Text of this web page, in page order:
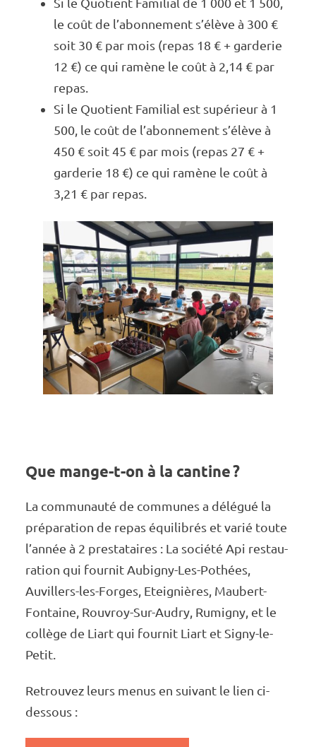
Si le Quotient Fami­­­­­­­­­lial de 1 000 et 1 500,
le coût de l’abon­­­­­­­­ne­­­­­­­­ment s’élève à 300 €
soit 30 € par mois (repas 18 € + garde­­­­­­­­­rie
12 €) ce qui ramène le coût à 2,14 € par
repas.
Si le Quotient Fami­­­­­­­­­lial est supé­­­­­­­­­rieur à 1
500, le coût de l’abon­­­­­­­­ne­­­­­­­­ment s’élève à
450 € soit 45 € par mois (repas 27 € +
garde­­­­­­­­­rie 18 €) ce qui ramène le coût à
3,21 € par repas.
Que mange-t-on à la cantine ?
La commu­­­­­­­nauté de communes a délé­­­­­­­gué la
prépa­­­­­­­ra­­­­­­­tion de repas équi­­­­­­­li­­­­­­­brés et varié toute
l’an­­­­­­née à 2 pres­­­­­­­ta­­­­­­­taires : La société Api restau­­­­­­­­­
ra­­­­­­­­­tion qui four­­­­­­­­­nit Aubi­­­­­­­­­gny-Les-Pothées,
Auvillers-les-Forges, Etei­­­­­­­­­gnières, Maubert-
Fontaine, Rouvroy-Sur-Audry, Rumi­­­­­­­­­gny, et le
collège de Liart qui four­­­­­­­­­nit Liart et Signy-le-
Petit.
Retrou­­­­­­­­­vez leurs menus en suivant le lien ci-
dessous :